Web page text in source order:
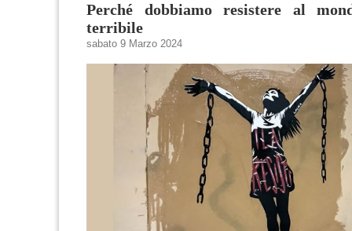
Perché dobbiamo resistere al
terribile
sabato 9 Marzo 2024